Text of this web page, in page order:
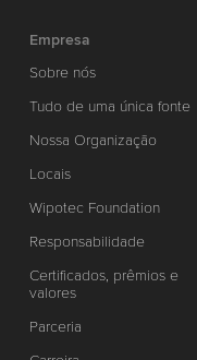
Empresa
Sobre nós
Tudo de uma única fonte
Nossa Organização
Locais
Wipotec Foundation
Responsabilidade
Certificados, prêmios e
valores
Parceria